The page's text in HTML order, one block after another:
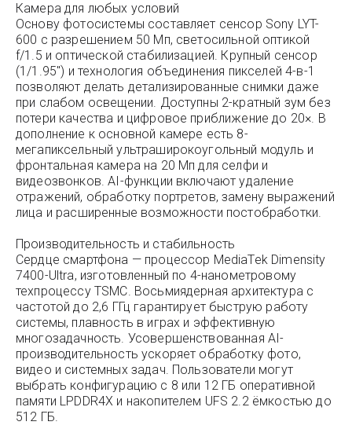
Камера для любых условий
Основу фотосистемы составляет сенсор Sony LYT-
600 с разрешением 50 Мп, светосильной оптикой
f/1.5 и оптической стабилизацией. Крупный сенсор
(1/1.95″) и технология объединения пикселей 4-в-1
позволяют делать детализированные снимки даже
при слабом освещении. Доступны 2-кратный зум без
потери качества и цифровое приближение до 20×. В
дополнение к основной камере есть 8-
мегапиксельный ультраширокоугольный модуль и
фронтальная камера на 20 Мп для селфи и
видеозвонков. AI-функции включают удаление
отражений, обработку портретов, замену выражений
лица и расширенные возможности постобработки.
Производительность и стабильность
Сердце смартфона — процессор MediaTek Dimensity
7400-Ultra, изготовленный по 4-нанометровому
техпроцессу TSMC. Восьмиядерная архитектура с
частотой до 2,6 ГГц гарантирует быструю работу
системы, плавность в играх и эффективную
многозадачность. Усовершенствованная AI-
производительность ускоряет обработку фото,
видео и системных задач. Пользователи могут
выбрать конфигурацию с 8 или 12 ГБ оперативной
памяти LPDDR4X и накопителем UFS 2.2 ёмкостью до
512 ГБ.